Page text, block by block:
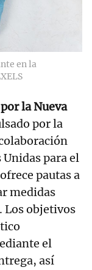
en la
la Nueva
por la
para el
pautas a
medidas
Los objetivos
el
así